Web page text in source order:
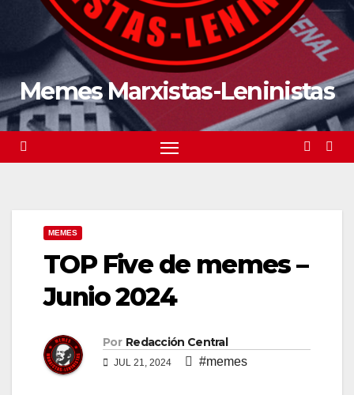
Memes Marxistas-Leninistas
MEMES
TOP Five de memes –
Junio 2024
Por Redacción Central
JUL 21, 2024 #memes